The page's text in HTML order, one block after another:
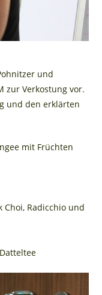
und
zur Verkostung vor.
und den erklärten
mit Früchten
Choi, Radicchio und